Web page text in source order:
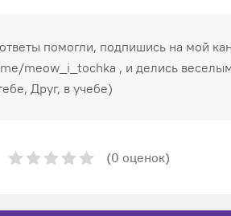
помогли, подпишись на мой
meow_i_tochka , и делись
Друг, в учебе)
(0 оценок)